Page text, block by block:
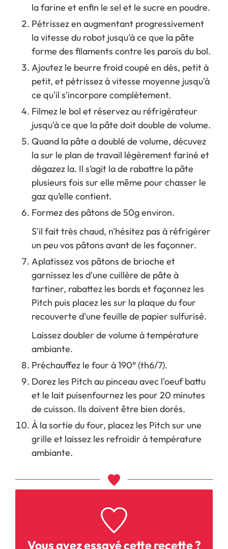
la farine et enfin le sel et le sucre en poudre.
Pétrissez en augmentant progressivement
la vitesse du robot jusqu'à ce que la pâte
forme des filaments contre les parois du bol.
Ajoutez le beurre froid coupé en dés, petit à
petit, et pétrissez à vitesse moyenne jusqu'à
ce qu'il s'incorpore complètement.
Filmez le bol et réservez au réfrigérateur
jusqu'à ce que la pâte doit double de volume.
Quand la pâte a doublé de volume, décuvez
la sur le plan de travail légèrement fariné et
dégazez la. Il s’agit la de rabattre la pâte
plusieurs fois sur elle même pour chasser le
gaz qu’elle contient.
Formez des pâtons de 50g environ.
S'il fait très chaud, n'hésitez pas à réfrigérer
un peu vos pâtons avant de les façonner.
Aplatissez vos pâtons de brioche et
garnissez les d'une cuillère de pâte à
tartiner, rabattez les bords et façonnez les
Pitch puis placez les sur la plaque du four
recouverte d'une feuille de papier sulfurisé.
Laissez doubler de volume à température
ambiante.
Préchauffez le four à 190° (th6/7).
Dorez les Pitch au pinceau avec l'oeuf battu
et le lait puisenfournez les pour 20 minutes
de cuisson. Ils doivent être bien dorés.
À la sortie du four, placez les Pitch sur une
grille et laissez les refroidir à température
ambiante.
Vous avez essayé cette recette ?